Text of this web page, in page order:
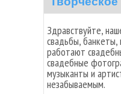
Здравствуйте,
свадьбы, банкеты,
работают
свадебные
музыканты и
незабываемым.